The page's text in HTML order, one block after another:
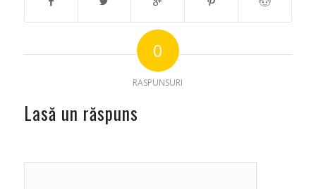
0
RASPUNSURI
Lasă un răspuns